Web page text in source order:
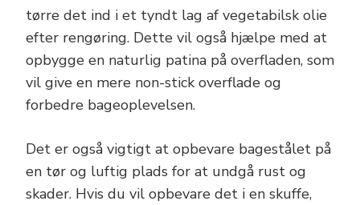
tørre det ind i et tyndt lag af vegetabilsk olie
efter rengøring. Dette vil også hjælpe med at
opbygge en naturlig patina på overfladen, som
vil give en mere non-stick overflade og
forbedre bageoplevelsen.
Det er også vigtigt at opbevare bagestålet på
en tør og luftig plads for at undgå rust og
skader. Hvis du vil opbevare det i en skuffe,